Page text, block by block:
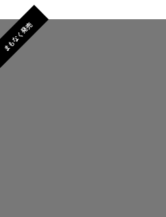
まもなく発売